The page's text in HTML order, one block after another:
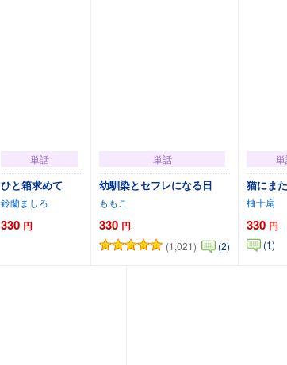
単話
ひと箱求めて
鈴蘭ましろ
330 円
単話
幼馴染とセフレになる日
ももこ
330 円
(1,021) (2)
カートに追加
猫にま
柚十扇
330 円
(1)
カー